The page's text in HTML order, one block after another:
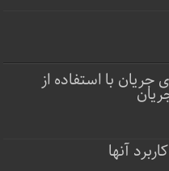
جریان با استفاده از
آنها